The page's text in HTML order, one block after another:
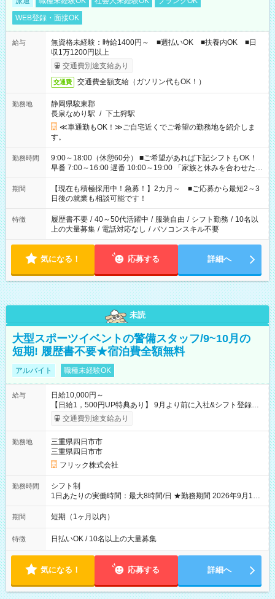
WEB登録・面接OK
給与
無資格未経験：時給1400円～ ■週払いOK ■扶養内OK ■日
収1万1200円以上
交通費別途支給あり
交通費 交通費全額支給（ガソリン代もOK！）
勤務地
静岡県駿東郡
長泉なめり駅 / 下土狩駅
≪車通勤もOK！≫ご自宅近くでご希望の勤務地を紹介しま
す。
勤務時間
9:00～18:00（休憩60分） ■ご希望があれば下記シフトもOK！
早番 7:00～16:00 遅番 10:00～19:00 「家族と休みを合わせた
い」 「余裕を持って夕飯の準備がしたい」 「できれば残業はし
たくない」 など、ご希望を教えてくださいね。 ※Wワーク希望
の方へ 今ご覧のお仕事で希望する勤務時間と、もう1つのお仕事
の勤務時間。 合計で週40時間を超える場合は応募できません。
期間
【現在も積極採用中！急募！】2カ月～ ■ご応募から最短2～3
日後の就業も相談可能です！
特徴 履歴書不要 / 40～50代活躍中 / 服装自由 / シフト勤務 / 10名以
上の大量募集 / 電話対応なし / パソコンスキル不要
気になる！ 応募する 詳細へ
未読
大型スポーツイベントの警備スタッフ/9~10月の
短期! 履歴書不要★宿泊費全額無料
アルバイト 職種未経験OK
給与
日給10,000円～
【日給1，500円UP特典あり】 9月より前に入社&シフト登録す
ると 期間中(9/16~10/23) の日給がUP! 日給1万1500円でしっか
り稼げます♪ 【試用期間】試用期間なし
交通費別途支給あり
勤務地
三重県四日市市
三重県四日市市
フリック株式会社
勤務時間
シフト制
1日あたりの実働時間：最大8時間/日 ★勤務期間 2026年9月16
日~2026年10月23日 短期勤務OK! 期間中フル勤務できる方優遇
※週3~5日勤務(勤務日数応相談) ※期間前から勤務スタートも可
り ※夜勤シフトあり
期間 短期（1ヶ月以内）
特徴 日払いOK / 10名以上の大量募集
気になる！ 応募する 詳細へ